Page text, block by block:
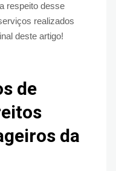
respeito desse
realizados
deste artigo!
de
da